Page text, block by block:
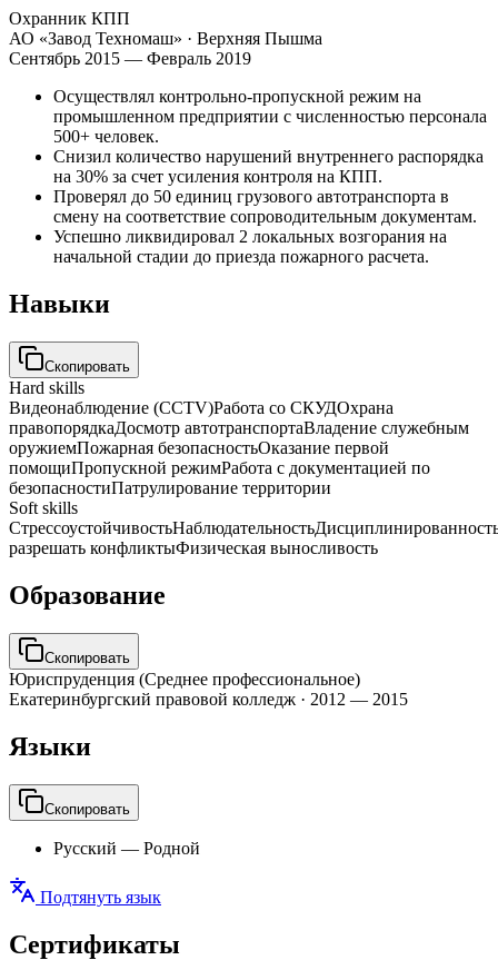
Охранник КПП
АО «Завод Техномаш» · Верхняя Пышма
Сентябрь 2015 — Февраль 2019
Осуществлял контрольно-пропускной режим на
промышленном предприятии с численностью персонала
500+ человек.
Снизил количество нарушений внутреннего распорядка
на 30% за счет усиления контроля на КПП.
Проверял до 50 единиц грузового автотранспорта в
смену на соответствие сопроводительным документам.
Успешно ликвидировал 2 локальных возгорания на
начальной стадии до приезда пожарного расчета.
Навыки
Скопировать
Hard skills
Видеонаблюдение (CCTV)Работа со СКУДОхрана
правопорядкаДосмотр автотранспортаВладение служебным
оружиемПожарная безопасностьОказание первой
помощиПропускной режимРабота с документацией по
безопасностиПатрулирование территории
Soft skills
СтрессоустойчивостьНаблюдательность
разрешать конфликтыФизическая выносливость
Образование
Скопировать
Юриспруденция (Среднее профессиональное)
Екатеринбургский правовой колледж · 2012 — 2015
Языки
Скопировать
Русский — Родной
Подтянуть язык
Сертификаты